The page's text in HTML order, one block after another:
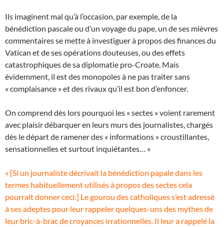
Ils imaginent mal qu’à l’occasion, par exemple, de la
bénédiction pascale ou d’un voyage du pape, un de ses mièvres
commentaires se mette à investiguer à propos des finances du
Vatican et de ses opérations douteuses, ou des effets
catastrophiques de sa diplomatie pro-Croate. Mais
évidemment, il est des monopoles à ne pas traiter sans
« complaisance » et des rivaux qu’il est bon d’enfoncer.
On comprend dès lors pourquoi les « sectes » voient rarement
avec plaisir débarquer en leurs murs des journalistes, chargés
dès le départ de ramener des « informations » croustillantes,
sensationnelles et surtout inquiétantes… »
« [Si un journaliste décrivait la bénédiction papale dans les
termes habituellement utilisés à propos des sectes cela
pourrait donner ceci:] Le gourou des catholiques s’est adressé
à ses adeptes pour leur rappeler quelques-uns des mythes de
leur bric-à-brac de croyances irrationnelles. Il leur a rappelé la